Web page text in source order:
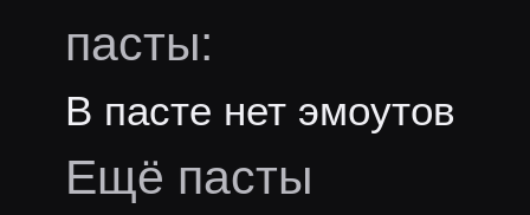
пасты:
В пасте нет эмоутов
Ещё пасты